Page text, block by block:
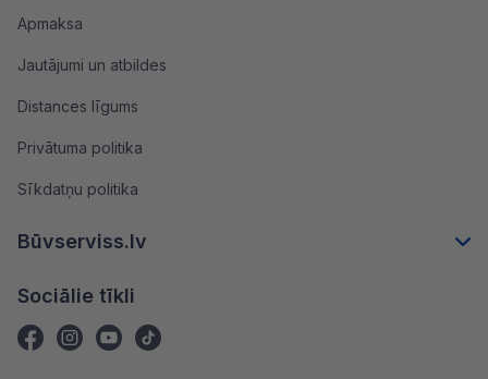
Apmaksa
Jautājumi un atbildes
Distances līgums
Privātuma politika
Sīkdatņu politika
Būvserviss.lv
Sociālie tīkli